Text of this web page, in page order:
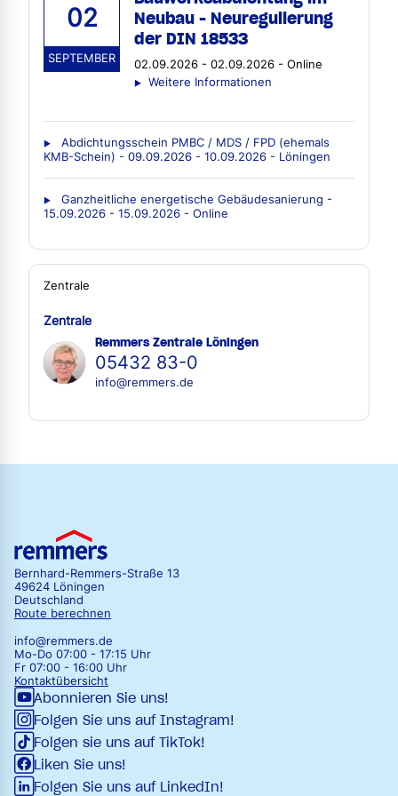
02
SEPTEMBER
Neubau - Neuregulierung
der DIN 18533
02.09.2026 - 02.09.2026 - Online
Weitere Informationen
Abdichtungsschein PMBC / MDS / FPD (ehemals
KMB-Schein) - 09.09.2026 - 10.09.2026 - Löningen
Ganzheitliche energetische Gebäudesanierung -
15.09.2026 - 15.09.2026 - Online
Zentrale
Zentrale
Remmers Zentrale Löningen
05432 83-0
info@remmers.de
Bernhard-Remmers-Straße 13
49624 Löningen
Deutschland
Route berechnen
info@remmers.de
Mo-Do 07:00 - 17:15 Uhr
Fr 07:00 - 16:00 Uhr
Kontaktübersicht
Abonnieren Sie uns!
Folgen Sie uns auf Instagram!
Folgen sie uns auf TikTok!
Liken Sie uns!
Folgen Sie uns auf LinkedIn!